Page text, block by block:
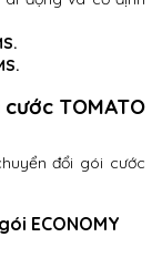
TOMATO
đổi gói cước
ECONOMY